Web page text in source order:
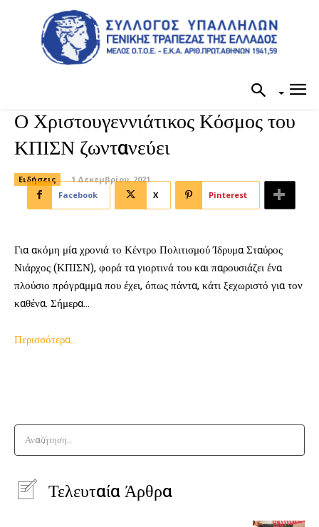
Ο Χριστουγεννιάτικος Κόσμος του
ΚΠΙΣΝ ζωντανεύει
Ειδήσεις
1 Δεκεμβρίου, 2021
Facebook
X Pinterest
Για ακόμη μία χρονιά το Κέντρο Πολιτισμού Ίδρυμα Σταύρος
Νιάρχος (ΚΠΙΣΝ), φορά τα γιορτινά του και παρουσιάζει ένα
πλούσιο πρόγραμμα που έχει, όπως πάντα, κάτι ξεχωριστό για τον
καθένα. Σήμερα…
Περισσότερα…
Αναζήτηση..
Τελευταία Άρθρα